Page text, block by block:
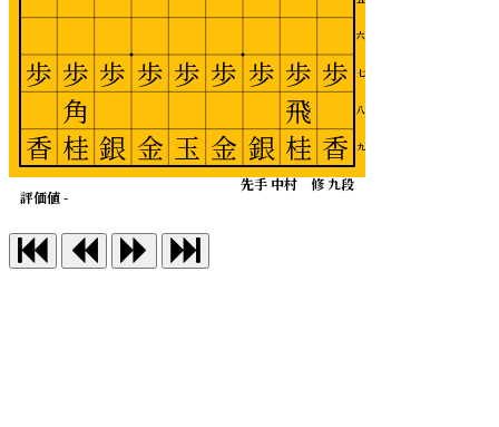
六
七
八
九
先手 中村 修 九段
評価値 -
歩
香
歩
飛
桂
歩
銀
歩
金
歩
玉
歩
金
歩
銀
歩
角
桂
歩
香